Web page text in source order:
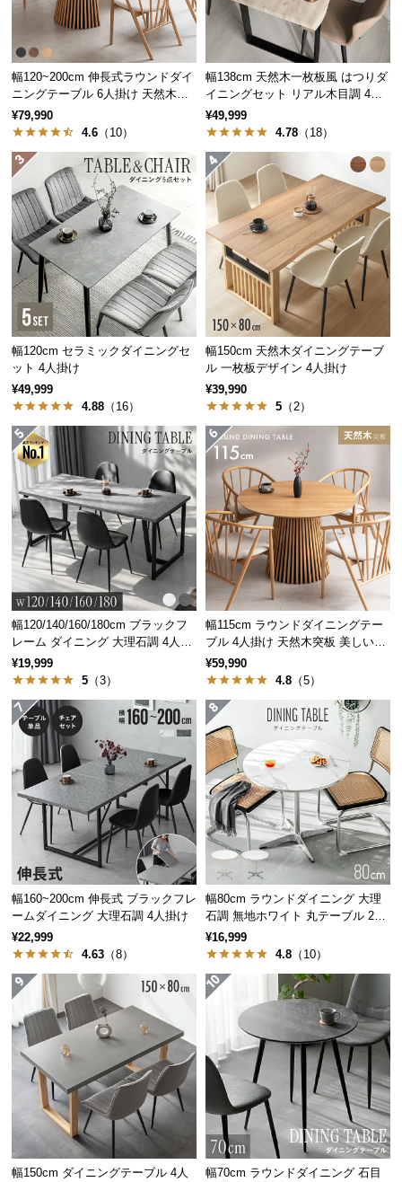
つ
い
て
搬
入
経
路
に
つ
い
て
返
品・
キ
ャ
ン
セ
ル
に
つ
い
て
保
証
に
つ
い
て
会
員
規
約
に
つ
い
て
お
客
様
サ
ポ
ト
せ
に。2通りのテーブルサイズをこの1台で実現。
2サイズの天板幅
2人掛けサイズ 4人掛けサイズ
横幅75㎝ 横幅110㎝
シーンに合わせて広がる使い方
用途や来客の数に合わせて手軽にサイズを変更で
き、より快適なダイニング空間を実現します。
会話のはずむティータイムに
大切な人との距離も縮まるちょうどよいサイズ感
で、ホッと一息つける空間に。
天然木の風合い豊かな木目
天板には木の温もりを感じられる天然木の突板を贅
沢に使用。高級感のある仕上がりとなっています。
幅120~200cm 伸長式ラウンドダイ
ニングテーブル 6人掛け 天然木突
板 美しい格子デザイン
¥79,990
4.6 （10）
幅138cm 天然木一枚板風 はつりダ
イニングセット リアル木目調 4人
掛け チェア4脚セット
¥49,999
4.78 （18）
幅120cm セラミックダイニングセ
ット 4人掛け
¥49,999
4.88 （16）
幅150cm 天然木ダイニングテーブ
ル 一枚板デザイン 4人掛け
¥39,990
5 （2）
幅120/140/160/180cm ブラックフ
レーム ダイニング 大理石調 4人掛
け
¥19,999
5 （3）
幅115cm ラウンドダイニングテー
ブル 4人掛け 天然木突板 美しい格
子デザイン
¥59,990
4.8 （5）
幅160~200cm 伸長式 ブラックフレ
ームダイニング 大理石調 4人掛け
¥22,999
4.63 （8）
幅80cm ラウンドダイニング 大理
石調 無地ホワイト 丸テーブル 2人
掛け
¥16,999
4.8 （10）
幅150cm ダイニングテーブル 4人
幅70cm ラウンドダイニング 石目